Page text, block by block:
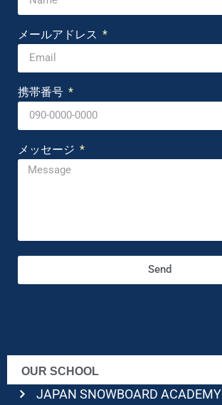
メールアドレス
携帯番号
メッセージ
Send
OUR SCHOOL
JAPAN SNOWBOARD ACADEMY